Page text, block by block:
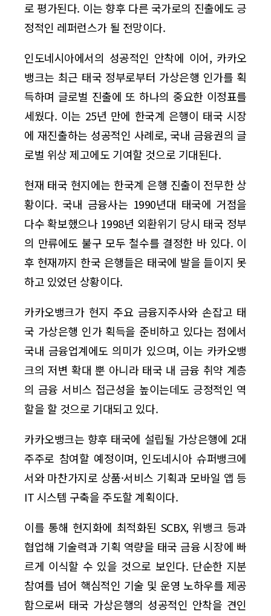
로 평가된다. 이는 향후 다른 국가로의 진출에도 긍
정적인 레퍼런스가 될 전망이다.
인도네시아에서의 성공적인 안착에 이어, 카카오
뱅크는 최근 태국 정부로부터 가상은행 인가를 획
득하며 글로벌 진출에 또 하나의 중요한 이정표를
세웠다. 이는 25년 만에 한국계 은행이 태국 시장
에 재진출하는 성공적인 사례로, 국내 금융권의 글
로벌 위상 제고에도 기여할 것으로 기대된다.
현재 태국 현지에는 한국계 은행 진출이 전무한 상
황이다. 국내 금융사는 1990년대 태국에 거점을
다수 확보했으나 1998년 외환위기 당시 태국 정부
의 만류에도 불구 모두 철수를 결정한 바 있다. 이
후 현재까지 한국 은행들은 태국에 발을 들이지 못
하고 있었던 상황이다.
카카오뱅크가 현지 주요 금융지주사와 손잡고 태
국 가상은행 인가 획득을 준비하고 있다는 점에서
국내 금융업계에도 의미가 있으며, 이는 카카오뱅
크의 저변 확대 뿐 아니라 태국 내 금융 취약 계층
의 금융 서비스 접근성을 높이는데도 긍정적인 역
할을 할 것으로 기대되고 있다.
카카오뱅크는 향후 태국에 설립될 가상은행에 2대
주주로 참여할 예정이며, 인도네시아 슈퍼뱅크에
서와 마찬가지로 상품·서비스 기획과 모바일 앱 등
IT 시스템 구축을 주도할 계획이다.
이를 통해 현지화에 최적화된 SCBX, 위뱅크 등과
협업해 기술력과 기획 역량을 태국 금융 시장에 빠
르게 이식할 수 있을 것으로 보인다. 단순한 지분
참여를 넘어 핵심적인 기술 및 운영 노하우를 제공
함으로써 태국 가상은행의 성공적인 안착을 견인